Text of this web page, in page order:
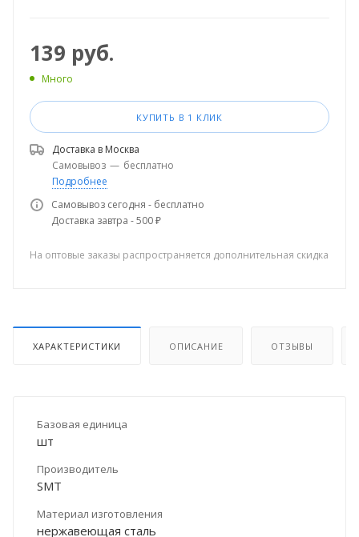
139 руб.
Много
КУПИТЬ В 1 КЛИК
Доставка в Москва
Самовывоз — бесплатно
Подробнее
Самовывоз сегодня - бесплатно
Доставка завтра - 500 ₽
На оптовые заказы распространяется дополнительная скидка
ХАРАКТЕРИСТИКИ ОПИСАНИЕ ОТЗЫВЫ
Базовая единица
шт
Производитель
SMT
Материал изготовления
нержавеющая сталь